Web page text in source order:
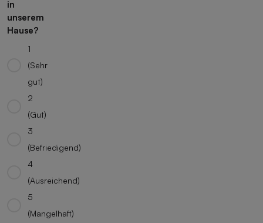
in
unserem
Hause?
1
(Sehr
gut)
2
(Gut)
3
(Befriedigend)
4
(Ausreichend)
5
(Mangelhaft)